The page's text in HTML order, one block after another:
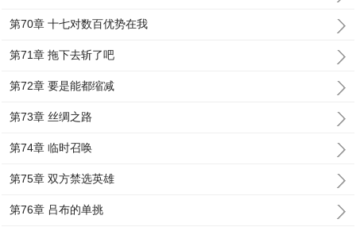
第70章 十七对数百优势在我
第71章 拖下去斩了吧
第72章 要是能都缩减
第73章 丝绸之路
第74章 临时召唤
第75章 双方禁选英雄
第76章 吕布的单挑